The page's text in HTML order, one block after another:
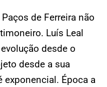
de Ferreira não
Luís Leal
desde o
desde a sua
exponencial. Época a